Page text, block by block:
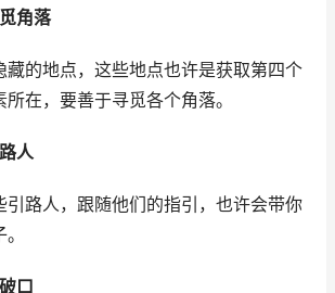
角落
藏的地点，这些地点也许是获取第四个
在，要善于寻觅各个角落。
人
引路人，跟随他们的指引，也许会带你
口